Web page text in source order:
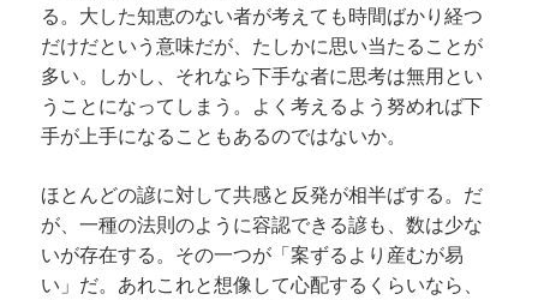
る。大した知恵のない者が考えても時間ばかり経つ
だけだという意味だが、たしかに思い当たることが
多い。しかし、それなら下手な者に思考は無用とい
うことになってしまう。よく考えるよう努めれば下
手が上手になることもあるのではないか。
ほとんどの諺に対して共感と反発が相半ばする。だ
が、一種の法則のように容認できる諺も、数は少な
いが存在する。その一つが「案ずるより産むが易
い」だ。あれこれと想像して心配するくらいなら、